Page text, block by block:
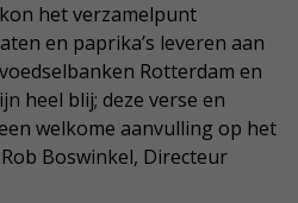
het verzamelpunt
en paprika’s leveren aan
Rotterdam en
heel blij; deze verse en
welkome aanvulling op het
Boswinkel, Directeur